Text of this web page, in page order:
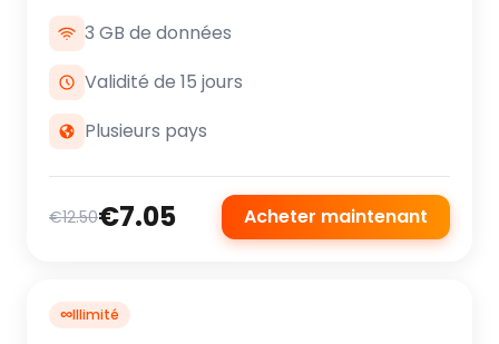
3 GB de données
Validité de 15 jours
Plusieurs pays
€12.50€7.05 Acheter maintenant
∞Illimité